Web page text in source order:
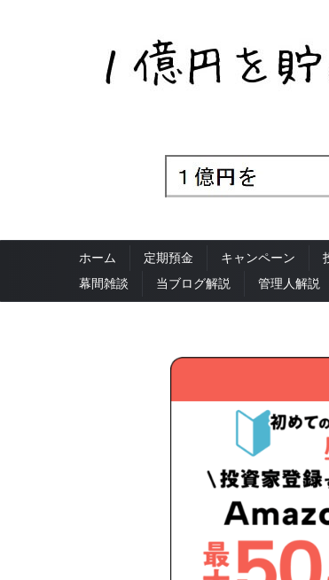
ホーム 定期預金 キャンペーン
幕間雑談
当ブログ解説 管理人解説